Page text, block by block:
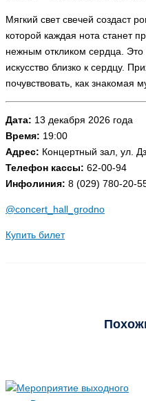
Мягкий свет свечей создаст
которой каждая нота станет
нежным откликом сердца. Это
искусство близко к сердцу.
почувствовать, как знакомая
Дата: 13 декабря 2026 года
Время: 19:00
Адрес: Концертный зал, ул.
Телефон кассы: 62-00-94
Инфолиния: 8 (029) 780-20-
@concert_hall_grodno
Купить билет